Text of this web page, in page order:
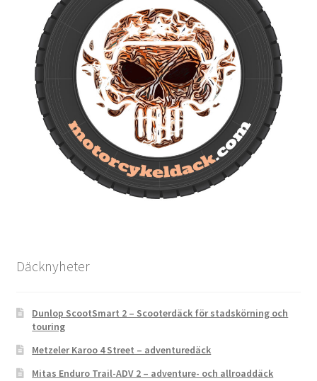
Däcknyheter
Dunlop ScootSmart 2 – Scooterdäck för stadskörning och
touring
Metzeler Karoo 4 Street – adventuredäck
Mitas Enduro Trail-ADV 2 – adventure- och allroaddäck